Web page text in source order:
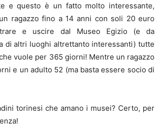
e questo è un fatto molto interessante,
ragazzo fino a 14 anni con soli 20 euro
e uscire dal Museo Egizio (e da
di altri luoghi altrettanto interessanti) tutte
vuole per 365 giorni! Mentre un ragazzo
e un adulto 52 (ma basta essere socio di
torinesi che amano i musei? Certo, per